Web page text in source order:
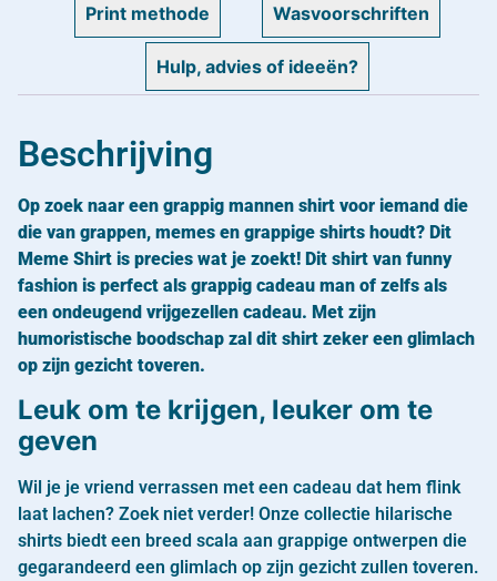
Print methode Wasvoorschriften
Hulp, advies of ideeën?
Beschrijving
Op zoek naar een grappig mannen shirt voor iemand die
die van grappen, memes en grappige shirts houdt? Dit
Meme Shirt is precies wat je zoekt! Dit shirt van funny
fashion is perfect als grappig cadeau man of zelfs als
een ondeugend vrijgezellen cadeau. Met zijn
humoristische boodschap zal dit shirt zeker een glimlach
op zijn gezicht toveren.
Leuk om te krijgen, leuker om te
geven
Wil je je vriend verrassen met een cadeau dat hem flink
laat lachen? Zoek niet verder! Onze collectie hilarische
shirts biedt een breed scala aan grappige ontwerpen die
gegarandeerd een glimlach op zijn gezicht zullen toveren.